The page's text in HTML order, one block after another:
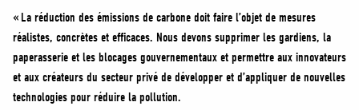
« La réduction des émissions de carbone doit faire l’objet de mesures
réalistes, concrètes et efficaces. Nous devons supprimer les gardiens, la
paperasserie et les blocages gouvernementaux et permettre aux innovateurs
et aux créateurs du secteur privé de développer et d’appliquer de nouvelles
technologies pour réduire la pollution.